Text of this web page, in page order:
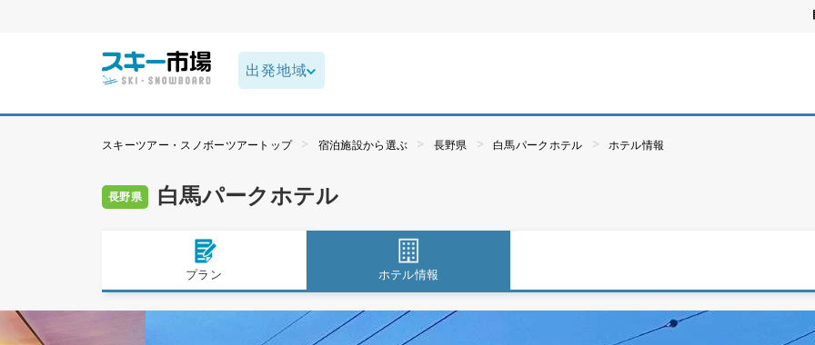
スキーツアー・スノボーツアートップ 宿泊施設から選ぶ 長野県 白馬パークホテル ホテル情報
長野県 白馬パークホテル
プラン ホテル情報